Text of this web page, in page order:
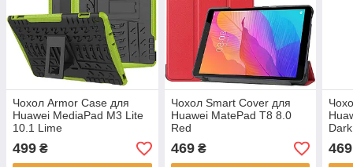
Чохол Armor Case для
Huawei MediaPad M3 Lite
10.1 Lime
499 ₴
Чохол Smart Cover для
Huawei MatePad T8 8.0
Red
469₴ 469